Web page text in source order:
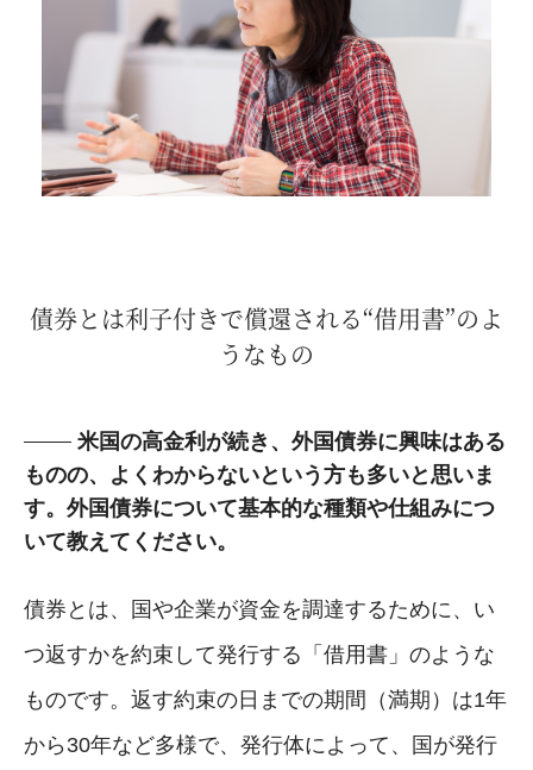
債券とは利子付きで償還される“借用書”のよ
うなもの
米国の高金利が続き、外国債券に興味はある
ものの、よくわからないという方も多いと思いま
す。外国債券について基本的な種類や仕組みにつ
いて教えてください。
債券とは、国や企業が資金を調達するために、い
つ返すかを約束して発行する「借用書」のような
ものです。返す約束の日までの期間（満期）は1年
から30年など多様で、発行体によって、国が発行